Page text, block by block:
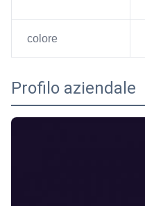
colore
Profilo aziendale